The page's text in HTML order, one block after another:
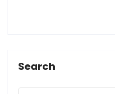
Search